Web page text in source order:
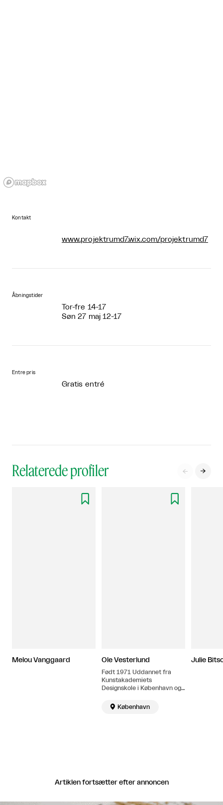
Kontakt
www.projektrumd7.wix.com/projektrumd7
Åbningstider
Tor-fre 14-17
Søn 27 maj 12-17
Entre pris
Gratis entré
Relaterede profiler  

Melou Vanggaard

Ole Vesterlund
Født 1971 Uddannet fra
Kunstakademiets
Designskole i København og
 København
Julie
Artiklen fortsætter efter annoncen